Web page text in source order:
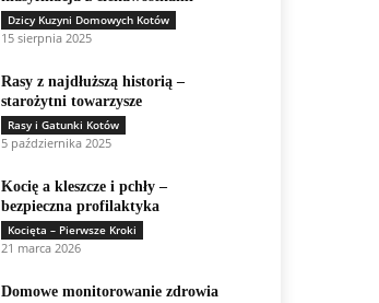
Dzicy Kuzyni Domowych Kotów
15 sierpnia 2025
Rasy z najdłuższą historią –
starożytni towarzysze
Rasy i Gatunki Kotów
5 października 2025
Kocię a kleszcze i pchły –
bezpieczna profilaktyka
Kocięta – Pierwsze Kroki
21 marca 2026
Domowe monitorowanie zdrowia